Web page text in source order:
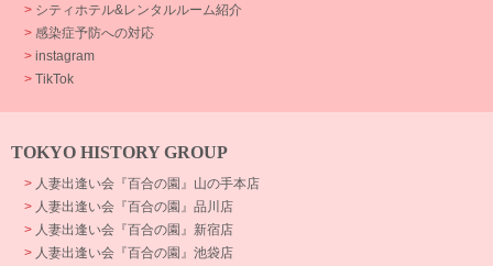
> シティホテル&レンタルルーム紹介
> 感染症予防への対応
> instagram
> TikTok
TOKYO HISTORY GROUP
> 人妻出逢い会『百合の園』山の手本店
> 人妻出逢い会『百合の園』品川店
> 人妻出逢い会『百合の園』新宿店
> 人妻出逢い会『百合の園』池袋店